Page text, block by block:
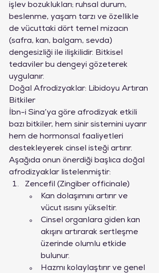
işlev bozuklukları; ruhsal durum,
beslenme, yaşam tarzı ve özellikle
de vücuttaki dört temel mizacın
(safra, kan, balgam, sevda)
dengesizliği ile ilişkilidir. Bitkisel
tedaviler bu dengeyi gözeterek
uygulanır.
Doğal Afrodizyaklar: Libidoyu Artıran
Bitkiler
İbn-i Sina’ya göre afrodizyak etkili
bazı bitkiler, hem sinir sistemini uyarır
hem de hormonsal faaliyetleri
destekleyerek cinsel isteği artırır.
Aşağıda onun önerdiği başlıca doğal
afrodizyaklar listelenmiştir:
Zencefil (Zingiber officinale)
Kan dolaşımını artırır ve
vücut ısısını yükseltir.
Cinsel organlara giden kan
akışını artırarak sertleşme
üzerinde olumlu etkide
bulunur.
Hazmı kolaylaştırır ve genel